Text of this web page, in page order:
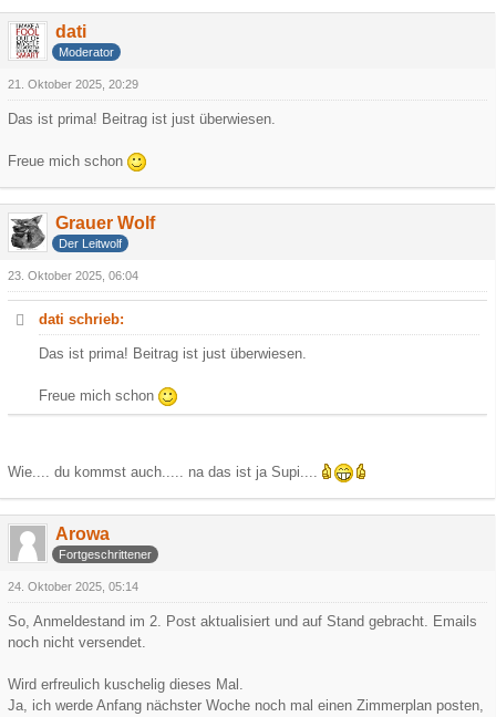
dati
Moderator
21. Oktober 2025, 20:29
Das ist prima! Beitrag ist just überwiesen.
Freue mich schon
Grauer Wolf
Der Leitwolf
23. Oktober 2025, 06:04
dati schrieb:
Das ist prima! Beitrag ist just überwiesen.
Freue mich schon
Wie.... du kommst auch..... na das ist ja Supi....
Arowa
Fortgeschrittener
24. Oktober 2025, 05:14
So, Anmeldestand im 2. Post aktualisiert und auf Stand gebracht. Emails
noch nicht versendet.
Wird erfreulich kuschelig dieses Mal.
Ja, ich werde Anfang nächster Woche noch mal einen Zimmerplan posten,